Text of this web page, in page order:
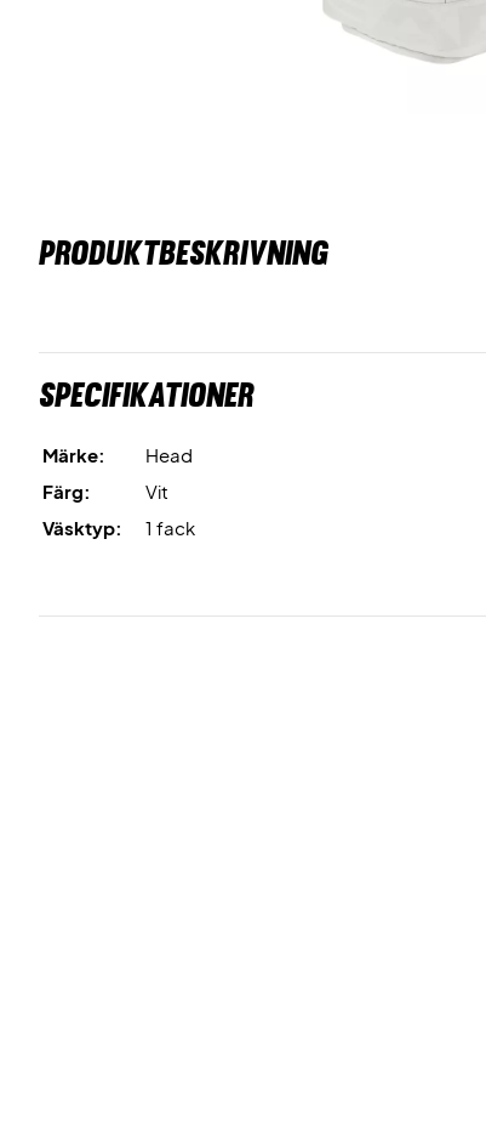
PRODUKTBESKRIVNING
Specifikationer
Märke:
Head
Färg:
Vit
Väsktyp:
1 fack